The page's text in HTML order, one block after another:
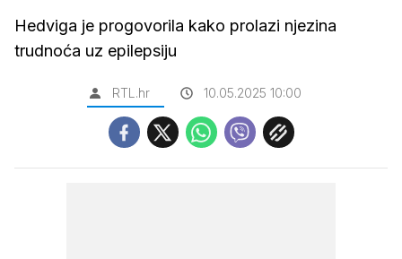
Hedviga je progovorila kako prolazi njezina
trudnoća uz epilepsiju
RTL.hr 10.05.2025 10:00